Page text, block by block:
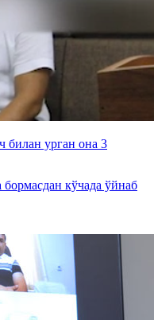
билан урган она 3
бормасдан кўчада ўйнаб